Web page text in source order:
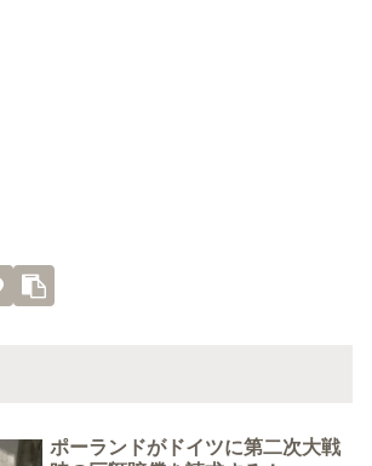
ポーランドがドイツに第二次大戦